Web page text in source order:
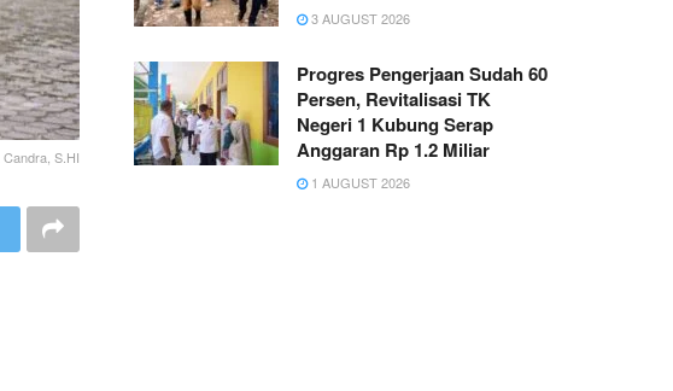
S.HI
3 AUGUST 2026
Progres Pengerjaan Sudah 60
Persen, Revitalisasi TK
Negeri 1 Kubung Serap
Anggaran Rp 1.2 Miliar
1 AUGUST 2026